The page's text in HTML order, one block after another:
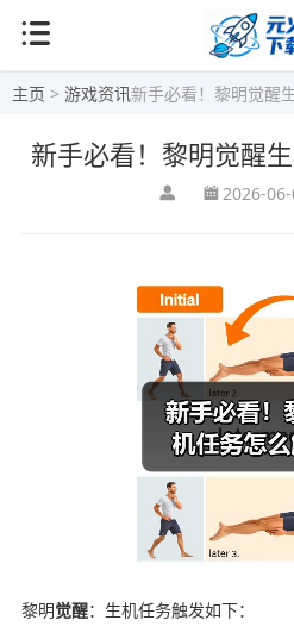
主页 > 游戏资讯新手必看！黎明觉醒
新手必看！黎明觉醒
2026-
黎明觉醒：生机任务触发如下：